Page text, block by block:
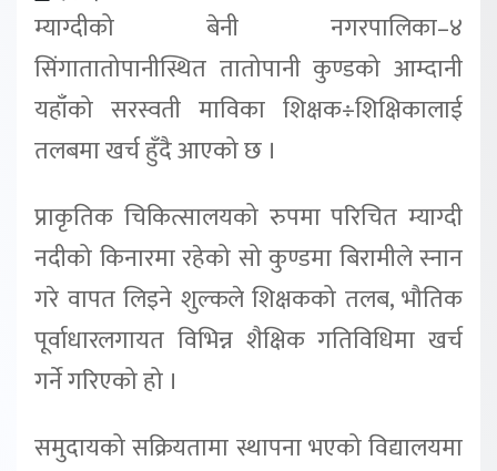
म्याग्दीको बेनी नगरपालिका–४
सिंगातातोपानीस्थित तातोपानी कुण्डको आम्दानी
यहाँको सरस्वती माविका शिक्षक÷शिक्षिकालाई
तलबमा खर्च हुँदै आएको छ ।
प्राकृतिक चिकित्सालयको रुपमा परिचित म्याग्दी
नदीको किनारमा रहेको सो कुण्डमा बिरामीले स्नान
गरे वापत लिइने शुल्कले शिक्षकको तलब, भौतिक
पूर्वाधारलगायत विभिन्न शैक्षिक गतिविधिमा खर्च
गर्ने गरिएको हो ।
समुदायको सक्रियतामा स्थापना भएको विद्यालयमा